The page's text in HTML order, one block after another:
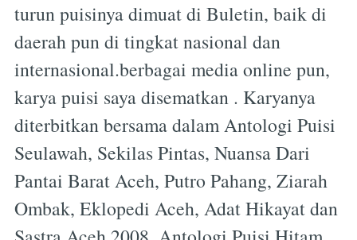
turun puisinya dimuat di Buletin, baik di
daerah pun di tingkat nasional dan
internasional.berbagai media online pun,
karya puisi saya disematkan . Karyanya
diterbitkan bersama dalam Antologi Puisi
Seulawah, Sekilas Pintas, Nuansa Dari
Pantai Barat Aceh, Putro Pahang, Ziarah
Ombak, Eklopedi Aceh, Adat Hikayat dan